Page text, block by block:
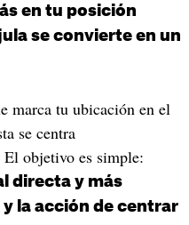
en tu posición
se convierte en un
marca tu ubicación en el
se centra
El objetivo es simple:
directa y más
la acción de centrar